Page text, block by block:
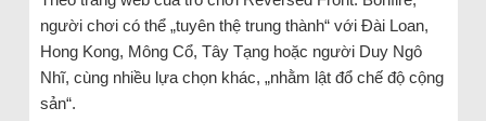
người chơi có thể „tuyên thệ trung thành“ với Đài Loan,
Hong Kong, Mông Cổ, Tây Tạng hoặc người Duy Ngô
Nhĩ, cùng nhiều lựa chọn khác, „nhằm lật đổ chế độ cộng
sản“.